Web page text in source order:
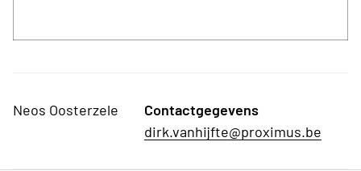
Neos Oosterzele
Contactgegevens
dirk.vanhijfte@proximus.be